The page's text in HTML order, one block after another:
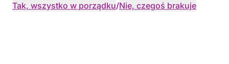
Tak, wszystko w porządku/Nie, czegoś brakuje